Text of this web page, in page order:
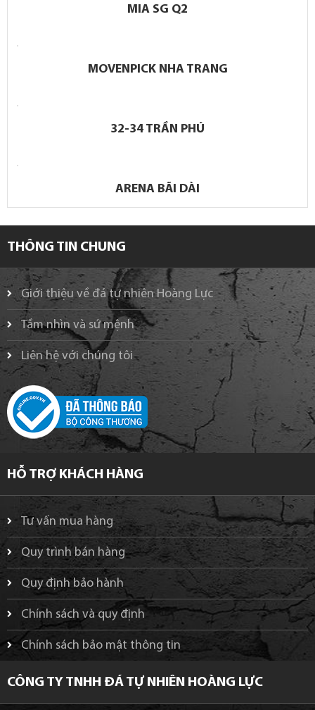
MIA SG Q2
MOVENPICK NHA TRANG
32-34 TRẦN PHÚ
ARENA BÃI DÀI
THÔNG TIN CHUNG
Giới thiệu về đá tự nhiên Hoàng Lực
Tầm nhìn và sứ mệnh
Liên hệ với chúng tôi
HỖ TRỢ KHÁCH HÀNG
Tư vấn mua hàng
Quy trình bán hàng
Quy định bảo hành
Chính sách và quy định
Chính sách bảo mật thông tin
CÔNG TY TNHH ĐÁ TỰ NHIÊN HOÀNG LỰC